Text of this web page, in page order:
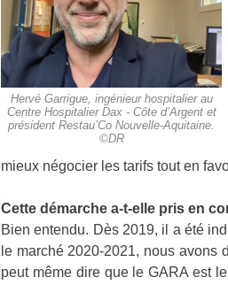
Hervé Garrigue, ingénieur hospitalier au
Centre Hospitalier Dax - Côte d’Argent et
président Restau’Co Nouvelle-Aquitaine.
©DR
mieux négocier les tarifs tout en
Cette démarche a-t-elle pris en
Bien entendu. Dès 2019, il a été
le marché 2020-2021, nous avons
peut même dire que le GARA est